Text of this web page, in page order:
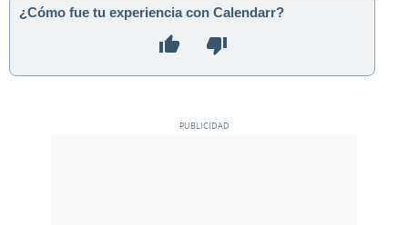
¿Cómo fue tu experiencia con Calendarr?